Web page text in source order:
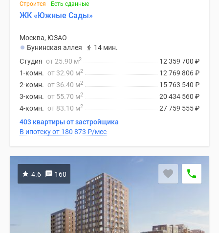
Строится
Есть сданные
ЖК «Южные Сады»
Москва, ЮЗАО
Бунинская аллея
14 мин.
12 359 700 ₽
Студия от 25.90 м2
12 769 806₽
1-комн. от 32.90 м2
15 763 540 ₽
2-комн. от 36.40 м2
20 434 560 ₽
3-комн. от 55.70 м2
27 759 555₽
4-комн. от 83.10 м2
403 квартиры от застройщика
В ипотеку от 180 873 ₽/мес
4.6 160